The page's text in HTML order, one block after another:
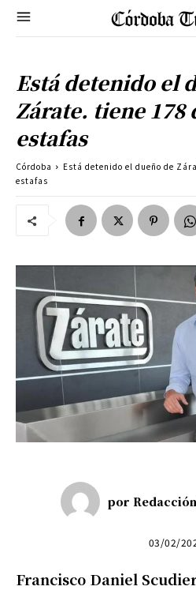
Está detenido el
Zárate. tiene
estafas
Córdoba
Está detenido el dueño de
estafas
por
03/02/
Francisco Daniel